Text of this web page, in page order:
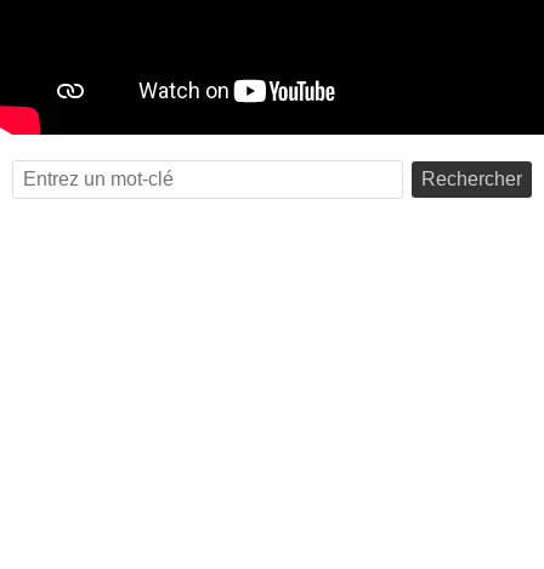
Rechercher